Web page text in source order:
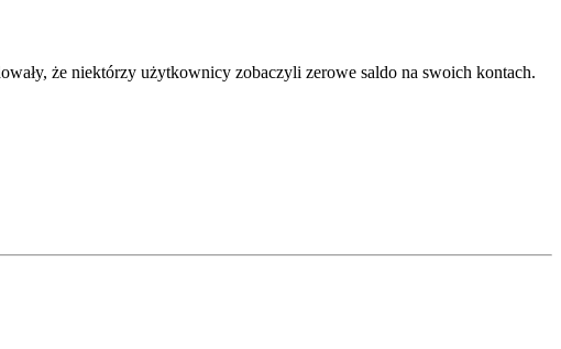
że niektórzy użytkownicy zobaczyli zerowe saldo na swoich kontach.